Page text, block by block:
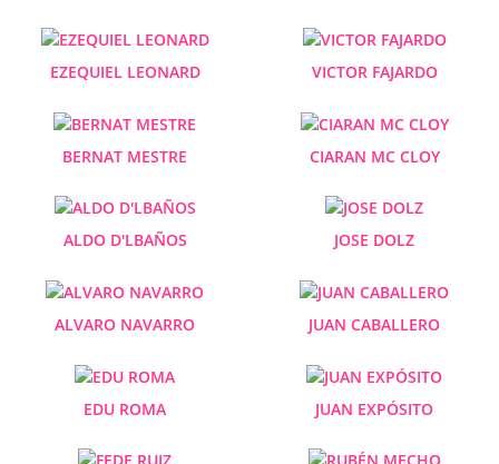
EZEQUIEL LEONARD VICTOR FAJARDO
BERNAT MESTRE CIARAN MC CLOY
ALDO D'LBAÑOS JOSE DOLZ
ALVARO NAVARRO JUAN CABALLERO
EDU ROMA JUAN EXPÓSITO